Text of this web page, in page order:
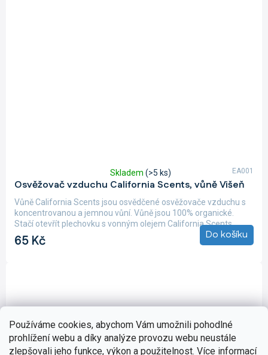
Používáme cookies, abychom Vám umožnili pohodlné
prohlížení webu a díky analýze provozu webu neustále
zlepšovali jeho funkce, výkon a použitelnost. Více informací
Osvěžovač vzduchu California Scents, vůně Višeň
hodnocení
produktu
je
5,0
5
Skladem (>5 ks)
65 Kč Do košíku
Vůně California Scents jsou osvědčené osvěžovače vzduchu s
koncentrovanou a jemnou vůní. Vůně jsou 100% organické.
Stačí otevřít plechovku s vonným olejem California Scents,...
EA001